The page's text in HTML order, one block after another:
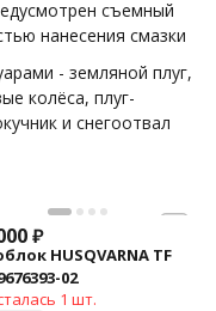
съемный
нанесения смазки
- земляной плуг,
колёса, плуг-
и снегоотвал
₽
HUSQVARNA TF
02
1 шт.